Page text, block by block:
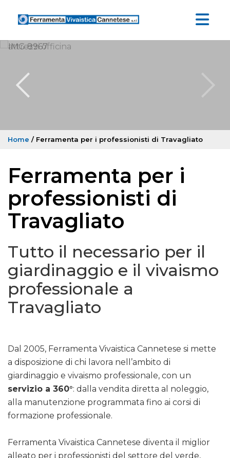
Home / Ferramenta per i professionisti di Travagliato
Ferramenta per i
professionisti di
Travagliato
Tutto il necessario per il
giardinaggio e il vivaismo
professionale a
Travagliato
Dal 2005, Ferramenta Vivaistica Cannetese si mette
a disposizione di chi lavora nell’ambito di
giardinaggio e vivaismo professionale, con un
servizio a 360°: dalla vendita diretta al noleggio,
alla manutenzione programmata fino ai corsi di
formazione professionale.
Ferramenta Vivaistica Cannetese diventa il miglior
alleato per i professionisti del settore del verde,